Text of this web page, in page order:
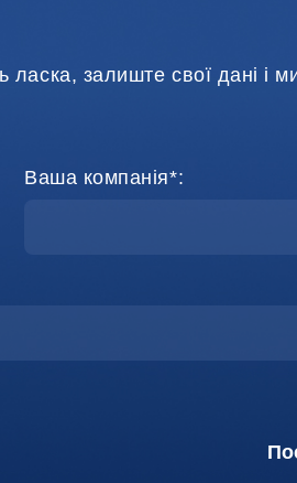
ласка, залиште свої дані і
Ваша компанія*: